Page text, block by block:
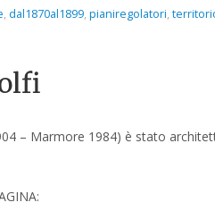
, dal1870al1899, pianiregolatori,
– Marmore 1984) è stato